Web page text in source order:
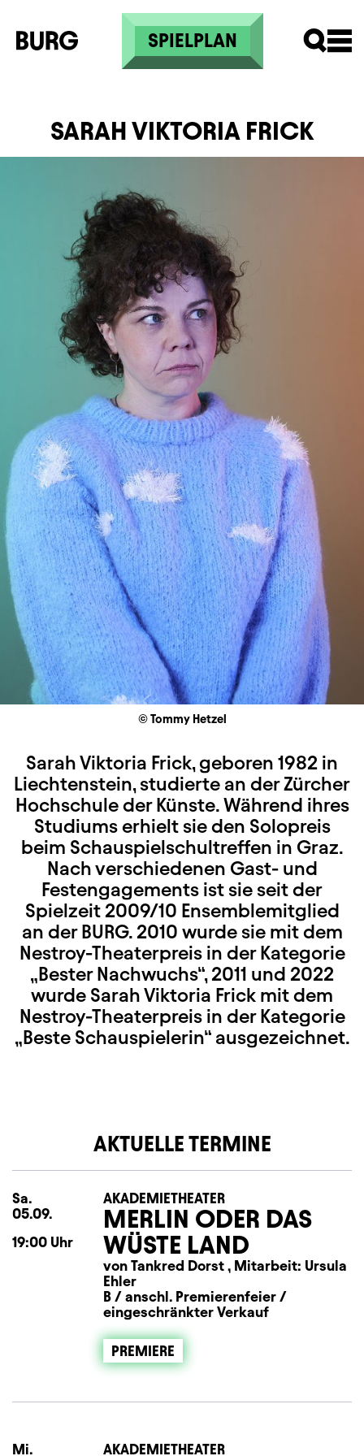
Direkt zum Inhalt
SPIELPLAN
SARAH VIKTORIA FRICK
© Tommy Hetzel
Sarah Viktoria Frick, geboren 1982 in
Liechtenstein, studierte an der Zürcher
Hochschule der Künste. Während ihres
Studiums erhielt sie den Solopreis
beim Schauspielschultreffen in Graz.
Nach verschiedenen Gast- und
Festengagements ist sie seit der
Spielzeit 2009/10 Ensemblemitglied
an der BURG. 2010 wurde sie mit dem
Nestroy-Theaterpreis in der Kategorie
„Bester Nachwuchs“, 2011 und 2022
wurde Sarah Viktoria Frick mit dem
Nestroy-Theaterpreis in der Kategorie
„Beste Schauspielerin“ ausgezeichnet.
AKTUELLE TERMINE
Sa.
05.09.
19:00 Uhr
AKADEMIETHEATER
MERLIN ODER DAS
WÜSTE LAND
von Tankred Dorst , Mitarbeit: Ursula
Ehler
B / anschl. Premierenfeier /
eingeschränkter Verkauf
PREMIERE
Mi. AKADEMIETHEATER